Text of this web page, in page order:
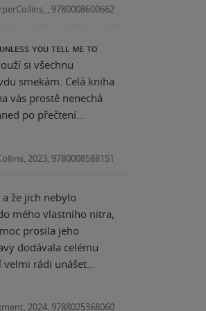
bohovia alebo že sa
knihe 5⭐️, keďže
zložke sa bude viac
, 9780008600662
vás prostě nenechá
pustím do druhého
2023, 9780008588151
že jich nebylo
mého vlastního nitra,
prosila jeho
dodávala celému
velmi rádi unášet
2024, 9788025368060